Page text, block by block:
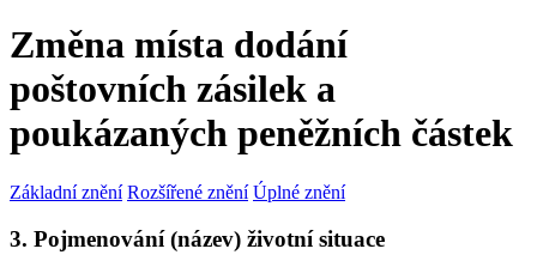
Změna místa dodání
poštovních zásilek a
poukázaných peněžních částek
Základní znění Rozšířené znění Úplné znění
3. Pojmenování (název) životní situace